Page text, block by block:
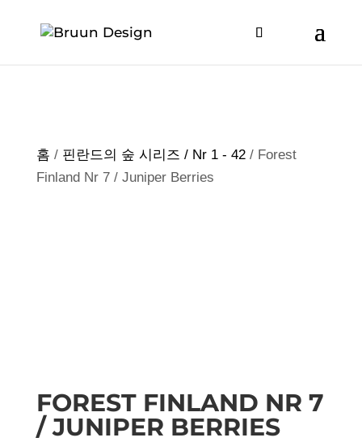
홈 / 핀란드의 숲 시리즈 / Nr 1 - 42/ Forest
Finland Nr 7 / Juniper Berries
FOREST FINLAND NR 7
/ JUNIPER BERRIES